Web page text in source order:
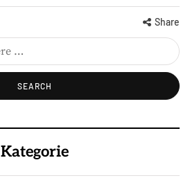
Share
Kategorie